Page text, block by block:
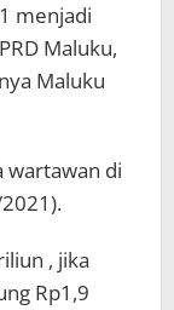
menjadi
Maluku,
Maluku
wartawan di
, jika
Rp1,9